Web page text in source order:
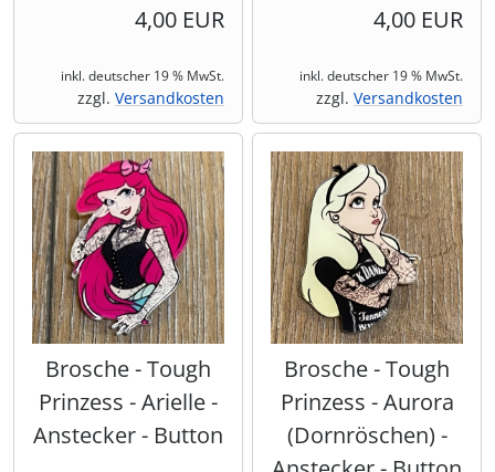
4,00 EUR
inkl. deutscher 19 % MwSt.
zzgl. Versandkosten
4,00 EUR
inkl. deutscher 19 % MwSt.
zzgl. Versandkosten
Brosche - Tough
Prinzess - Arielle -
Anstecker - Button
Brosche - Tough
Prinzess - Aurora
(Dornröschen) -